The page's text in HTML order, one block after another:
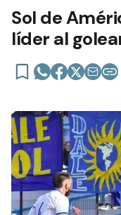
Sol de
líder al